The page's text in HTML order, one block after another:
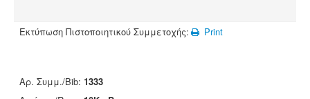
Εκτύπωση Πιστοποιητικού Συμμετοχής: Print
Αρ. Συμμ./Bib: 1333